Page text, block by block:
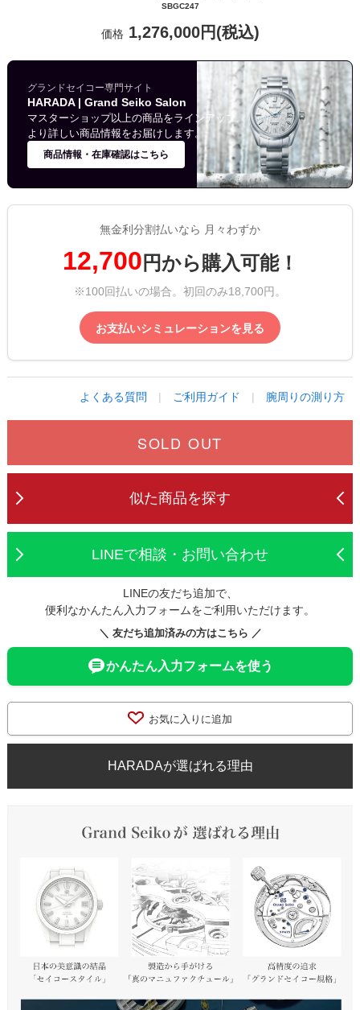
SBGC247
価格1,276,000円(税込)
グランドセイコー専門サイト
HARADA | Grand Seiko Salon
マスターショップ以上の商品をラインアップ。
より詳しい商品情報をお届けします。
商品情報・在庫確認はこちら
無金利分割払いなら 月々わずか
12,700 円から購入可能！
※100回払いの場合。初回のみ18,700円。
お支払いシミュレーションを見る
よくある質問 | ご利用ガイド | 腕周りの測り方
SOLD OUT
似た商品を探す
LINEで相談・お問い合わせ
LINEの友だち追加で、
便利なかんたん入力フォームをご利用いただけます。
＼ 友だち追加済みの方はこちら ／
かんたん入力フォームを使う
お気に入りに追加
HARADAが選ばれる理由